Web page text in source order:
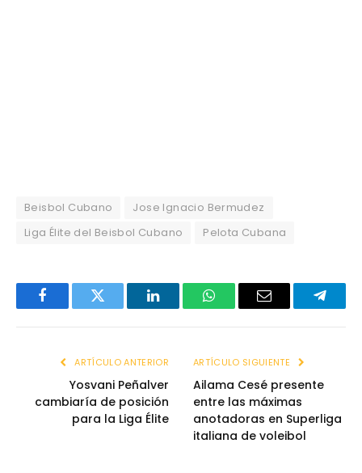
Beisbol Cubano
Jose Ignacio Bermudez
Liga Élite del Beisbol Cubano
Pelota Cubana
FacebookTwitter LinkedInWhatsAppEmail
ARTÍCULO ANTERIOR
Yosvani Peñalver
cambiaría de posición
para la Liga Élite
ARTÍCULO SIGUIENTE
Ailama Cesé presente
entre las máximas
anotadoras en Superliga
italiana de voleibol